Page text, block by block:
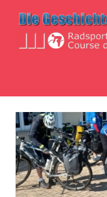
Inhalt
de
la
Paix"
Friedensfahrt
einem
Dach